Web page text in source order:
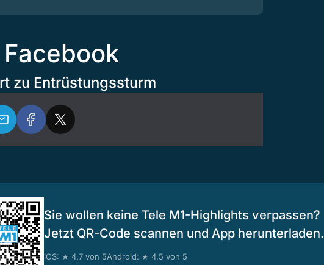
zu Entrüstungssturm
Sie wollen keine Tele M1-Highlights verpassen?
Jetzt QR-Code scannen und App herunterladen.
iOS: ★ 4.7 von 5Android: ★ 4.5 von 5